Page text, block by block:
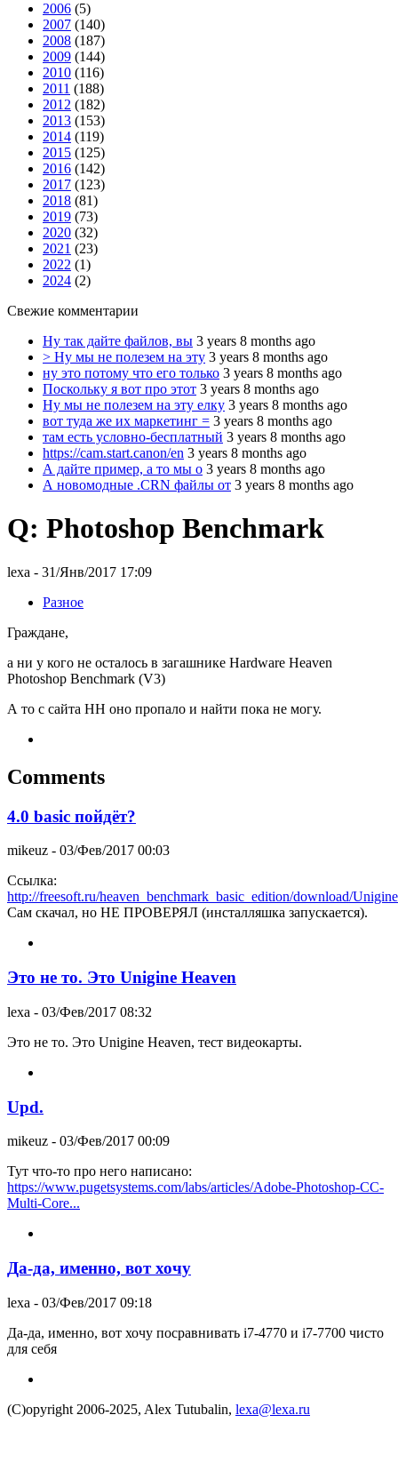
2006 (5)
2007 (140)
2008 (187)
2009 (144)
2010 (116)
2011 (188)
2012 (182)
2013 (153)
2014 (119)
2015 (125)
2016 (142)
2017 (123)
2018 (81)
2019 (73)
2020 (32)
2021 (23)
2022 (1)
2024 (2)
Свежие комментарии
Ну так дайте файлов, вы 3 years 8 months ago
> Ну мы не полезем на эту 3 years 8 months ago
ну это потому что его только 3 years 8 months ago
Поскольку я вот про этот 3 years 8 months ago
Ну мы не полезем на эту елку 3 years 8 months ago
вот туда же их маркетинг = 3 years 8 months ago
там есть условно-бесплатный 3 years 8 months ago
https://cam.start.canon/en 3 years 8 months ago
А дайте пример, а то мы о 3 years 8 months ago
А новомодные .CRN файлы от 3 years 8 months ago
Q: Photoshop Benchmark
lexa - 31/Янв/2017 17:09
Разное
Граждане,
а ни у кого не осталось в загашнике Hardware Heaven
Photoshop Benchmark (V3)
А то с сайта HH оно пропало и найти пока не могу.
Comments
4.0 basic пойдёт?
mikeuz - 03/Фев/2017 00:03
Ссылка:
http://freesoft.ru/heaven_benchmark_basic_edition/download/
Сам скачал, но НЕ ПРОВЕРЯЛ (инсталляшка запускается).
Это не то. Это Unigine Heaven
lexa - 03/Фев/2017 08:32
Это не то. Это Unigine Heaven, тест видеокарты.
Upd.
mikeuz - 03/Фев/2017 00:09
Тут что-то про него написано:
https://www.pugetsystems.com/labs/articles/Adobe-Photoshop-CC-
Multi-Core...
Да-да, именно, вот хочу
lexa - 03/Фев/2017 09:18
Да-да, именно, вот хочу посравнивать i7-4770 и i7-7700 чисто
для себя
(C)opyright 2006-2025, Alex Tutubalin, lexa@lexa.ru